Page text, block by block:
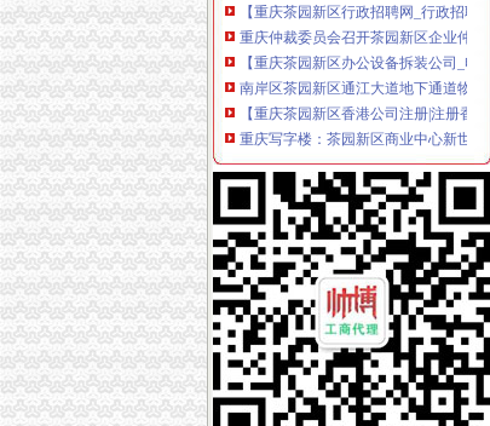
重庆仲裁委员会召开茶园新区企业仲
【重庆茶园新区办公设备拆装公司_电
南岸区茶园新区通江大道地下通道物
【重庆茶园新区香港公司注册|注册香
重庆写字楼：茶园新区商业中心新世
【58同城】重庆南岸茶园新区公司__公
原茶园新区管委会副主任冯大刚涉嫌受
茶园新区举办届单身男女派对活动_重
重庆茶园新区管委会原副主任泳池边受
【图】（出售）重庆茶园新区宽带安装
茶园新区未来商业规模将超南坪（图）
重庆的城市副中心--茶园新区产业发展
茶园新区雷家桥立交工程招标公告_中
重庆写字楼：单价3300的空中商铺,茶
看房手记：走进茶园新区寻其中的花园
实力央企鲁能领秀城一街区二期套内79
【58同城】重庆南岸茶园新区银行直